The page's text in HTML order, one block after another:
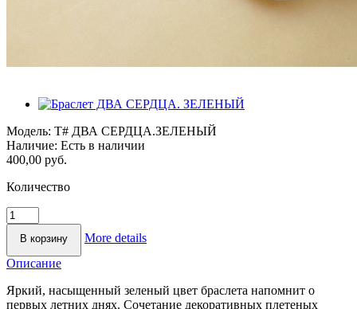
Модель: Т# ДВА СЕРДЦА.ЗЕЛЕНЫЙ
Наличие: Есть в наличии
400,00 руб.
Количество
More details
Описание
Яркий, насыщенный зеленый цвет браслета напомнит о
первых летних днях. Сочетание декоративных плетеных